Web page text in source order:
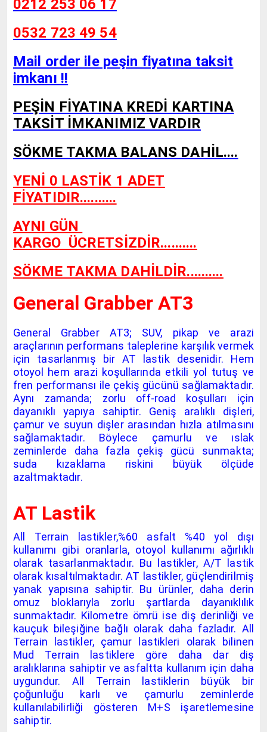
0212 253 06 17
0532 723 49 54
Mail order ile peşin fiyatına taksit
imkanı !!
PEŞİN FİYATINA KREDİ KARTINA
TAKSİT İMKANIMIZ VARDIR
SÖKME TAKMA BALANS DAHİL....
YENİ 0 LASTİK 1 ADET
FİYATIDIR..........
AYNI GÜN
KARGO ÜCRETSİZDİR..........
SÖKME TAKMA DAHİLDİR..........
General Grabber AT3
General Grabber AT3; SUV, pikap ve arazi
araçlarının performans taleplerine karşılık vermek
için tasarlanmış bir AT lastik desenidir. Hem
otoyol hem arazi koşullarında etkili yol tutuş ve
fren performansı ile çekiş gücünü sağlamaktadır.
Aynı zamanda; zorlu off-road koşulları için
dayanıklı yapıya sahiptir. Geniş aralıklı dişleri,
çamur ve suyun dişler arasından hızla atılmasını
sağlamaktadır. Böylece çamurlu ve ıslak
zeminlerde daha fazla çekiş gücü sunmakta;
suda kızaklama riskini büyük ölçüde
azaltmaktadır.
AT Lastik
All Terrain lastikler,%60 asfalt %40 yol dışı
kullanımı gibi oranlarla, otoyol kullanımı ağırlıklı
olarak tasarlanmaktadır. Bu lastikler, A/T lastik
olarak kısaltılmaktadır. AT lastikler, güçlendirilmiş
yanak yapısına sahiptir. Bu ürünler, daha derin
omuz bloklarıyla zorlu şartlarda dayanıklılık
sunmaktadır. Kilometre ömrü ise diş derinliği ve
kauçuk bileşiğine bağlı olarak daha fazladır. All
Terrain lastikler, çamur lastikleri olarak bilinen
Mud Terrain lastiklere göre daha dar diş
aralıklarına sahiptir ve asfaltta kullanım için daha
uygundur. All Terrain lastiklerin büyük bir
çoğunluğu karlı ve çamurlu zeminlerde
kullanılabilirliği gösteren M+S işaretlemesine
sahiptir.